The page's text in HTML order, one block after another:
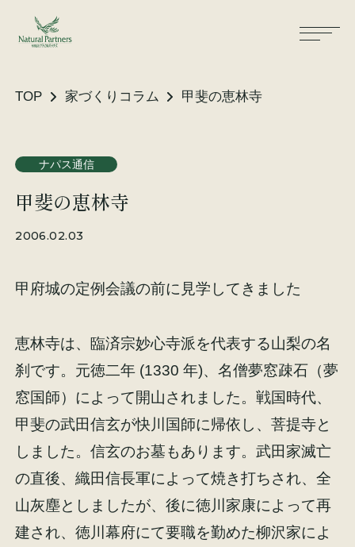
TOP 家づくりコラム 甲斐の恵林寺
ナパス通信
甲斐の恵林寺
2006.02.03
甲府城の定例会議の前に見学してきました
恵林寺は、臨済宗妙心寺派を代表する山梨の名
刹です。元徳二年 (1330 年)、名僧夢窓疎石（夢
窓国師）によって開山されました。戦国時代、
甲斐の武田信玄が快川国師に帰依し、菩提寺と
しました。信玄のお墓もあります。武田家滅亡
の直後、織田信長軍によって焼き打ちされ、全
山灰塵としましたが、後に徳川家康によって再
建され、徳川幕府にて要職を勤めた柳沢家によ
大工が建てる家
気候風土適応住宅
性能・素材
リノベーション
施工事例 お客様の声